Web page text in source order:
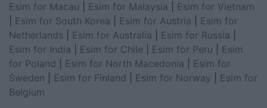
Esim for Macau
Esim for Malaysia
Esim for Vietnam
Esim for South Korea Esim for Austria
Esim for
Netherlands
Esim for Australia Esim for Russia
Esim for India
Esim for Chile Esim for Peru
Esim
for Poland
Esim for North Macedonia
Esim for
Sweden
Esim for Finland Esim for Norway
Esim for
Belgium